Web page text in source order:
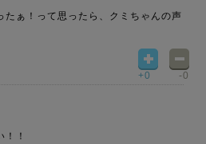
たぁ！って思ったら、クミちゃんの声
+0 -0
！